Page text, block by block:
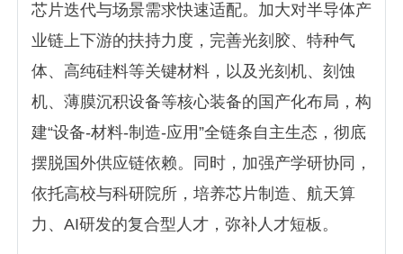
芯片迭代与场景需求快速适配。加大对半导体产
业链上下游的扶持力度，完善光刻胶、特种气
体、高纯硅料等关键材料，以及光刻机、刻蚀
机、薄膜沉积设备等核心装备的国产化布局，构
建“设备-材料-制造-应用”全链条自主生态，彻底
摆脱国外供应链依赖。同时，加强产学研协同，
依托高校与科研院所，培养芯片制造、航天算
力、AI研发的复合型人才，弥补人才短板。